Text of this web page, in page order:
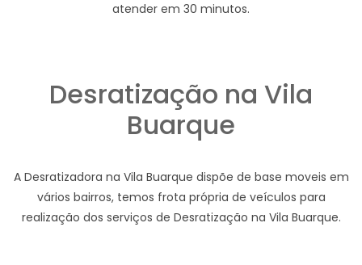
atender em 30 minutos.
Desratização na Vila
Buarque
A Desratizadora na Vila Buarque dispõe de base moveis em
vários bairros, temos frota própria de veículos para
realização dos serviços de Desratização na Vila Buarque.